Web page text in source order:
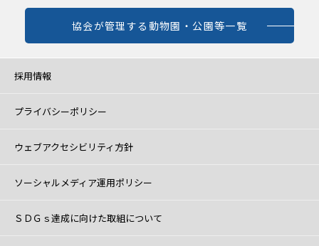
協会が管理する動物園・公園等一覧
採用情報
プライバシーポリシー
ウェブアクセシビリティ方針
ソーシャルメディア運用ポリシー
ＳＤＧｓ達成に向けた取組について